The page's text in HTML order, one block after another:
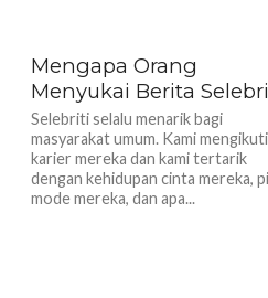
Mengapa Orang
Menyukai Berita
Selebriti selalu menarik bagi
masyarakat umum. Kami mengikuti
karier mereka dan kami tertarik
dengan kehidupan cinta mereka,
mode mereka, dan apa...